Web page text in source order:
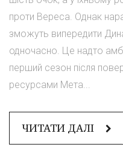
проти Вереса. Однак
зможуть випередити
одночасно. Це надто
перший сезон після
ресурсами Мета...
ЧИТАТИ ДАЛІ